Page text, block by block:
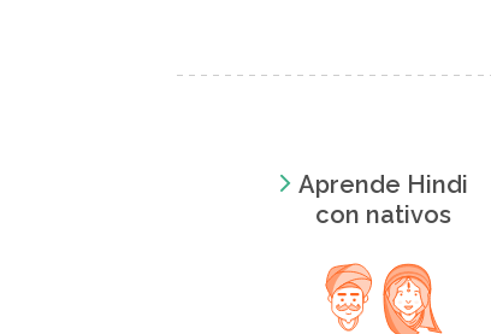
Aprende Hindi
con nativos